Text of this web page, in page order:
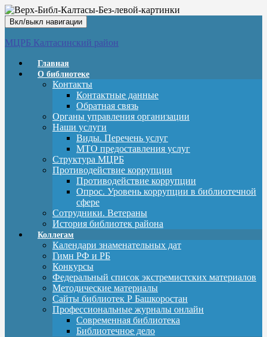
Вкл/выкл навигации
МЦРБ Калтасинский район
Главная
О библиотеке
Контакты
Контактные данные
Обратная связь
Органы управления организации
Наши услуги
Виды. Перечень услуг
МТО предоставления услуг
Структура МЦРБ
Противодействие коррупции
Противодействие коррупции
Опрос. Уровень коррупции в библиотечной
сфере
Сотрудники. Ветераны
История библиотек района
Коллегам
Календари знаменательных дат
Гимн РФ и РБ
Конкурсы
Федеральный список экстремистских материалов
Методические материалы
Сайты библиотек Р Башкоростан
Профессиональные журналы онлайн
Современная библиотека
Библиотечное дело